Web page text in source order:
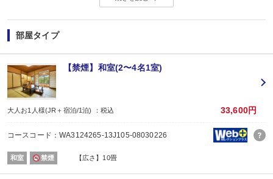
2泊以上でお申し込みできる、お得なプランです。
※1泊でのご予約はできません。
※すべての宿泊日が同一条件となります。
【お楽しみメニュー】
・夕食時、ビール中瓶2人で1本又は日本酒1合又はソフトドリンク1杯付
・誕生日・結婚記念日・賀寿のご旅行の場合、ちょっぴりお楽しみ又は記念写
※記念日の前後1週間が宿泊期間中に含まれる場合に限ります。証明できるも
【2名1室でご利用の場合】おとな1名＋こども1名OK♪
2名1室ご利用の場合、
おとな1名＋こども1名ご利用でも、お子様はこども代金でOK♪
※通常「おとな1名＋こども1名」で2名1室ご利用の場合、お子様はおとなと同
部屋タイプ
【禁煙】和室(2〜4名1室)
大人お1人様(JR＋宿泊/1泊) ：税込 33,600円
コースコード：WA3124265-13J105-08030226
和室 禁煙 【広さ】10畳